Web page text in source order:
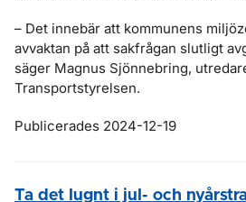
– Det innebär att kommunens
avvaktan på att sakfrågan slutligt
säger Magnus Sjönnebring,
Transportstyrelsen.
Publicerades 2024-12-19
Ta det lugnt i jul- och